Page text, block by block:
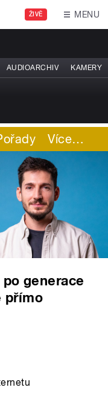
ŽIVĚ MENU
AUDIOARCHIV KAMERY
Více…
generace
přímo